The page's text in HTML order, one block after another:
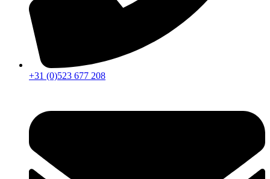
+31 (0)523 677 208